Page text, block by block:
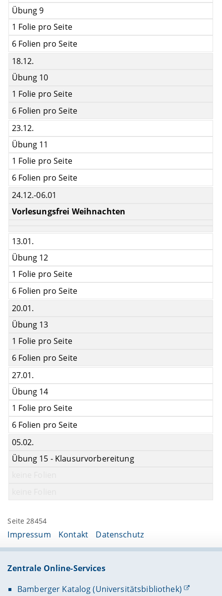
Übung 9
1 Folie pro Seite
6 Folien pro Seite
18.12.
Übung 10
1 Folie pro Seite
6 Folien pro Seite
23.12.
Übung 11
1 Folie pro Seite
6 Folien pro Seite
24.12.-06.01
Vorlesungsfrei Weihnachten
13.01.
Übung 12
1 Folie pro Seite
6 Folien pro Seite
20.01.
Übung 13
1 Folie pro Seite
6 Folien pro Seite
27.01.
Übung 14
1 Folie pro Seite
6 Folien pro Seite
05.02.
Übung 15 - Klausurvorbereitung
Seite 28454
Impressum Kontakt Datenschutz
Zentrale Online-Services
Bamberger Katalog (Universitätsbibliothek)